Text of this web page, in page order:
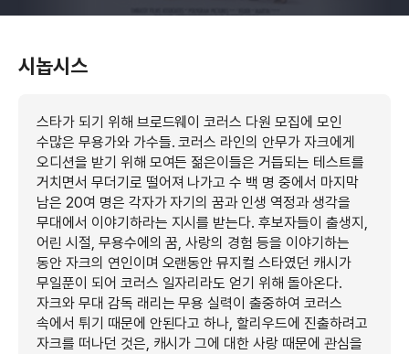
시놉시스
스타가 되기 위해 브로드웨이 코러스 다원 모집에 모인
수많은 무용가와 가수들. 코러스 라인의 안무가 자크에게
오디션을 받기 위해 모여든 젊은이들은 거듭되는 테스트를
거치면서 무더기로 떨어져 나가고 수 백 명 중에서 마지막
남은 20여 명은 각자가 자기의 꿈과 인생 역정과 생각을
무대에서 이야기하라는 지시를 받는다. 후보자들이 출생지,
어린 시절, 무용수에의 꿈, 사랑의 경험 등을 이야기하는
동안 자크의 연인이며 오랜동안 뮤지컬 스타였던 캐시가
무일푼이 되어 코러스 일자리라도 얻기 위해 돌아온다.
자크와 무대 감독 래리는 무용 실력이 출중하여 코러스
속에서 튀기 때문에 안된다고 하나, 할리우드에 진출하려고
자크를 떠나던 것은, 캐시가 그에 대한 사랑 때문에 관심을